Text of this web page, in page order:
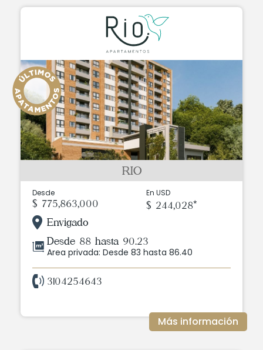
RIO
Desde
$ 775,863,000
En USD
$ 244,028*
Envigado
Desde 88 hasta 90.23
Area privada: Desde 83 hasta 86.40
3104254643
Más información